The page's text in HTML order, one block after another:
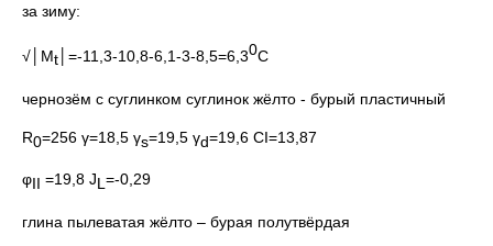
за зиму:
√│Мt │=-11,3-10,8-6,1-3-8,5=6,30С
чернозём с суглинком суглинок жёлто - бурый пластичный
R0=256 γ=18,5 γs=19,5 γd=19,6 СI=13,87
φII =19,8 ЈL=-0,29
глина пылеватая жёлто – бурая полутвёрдая